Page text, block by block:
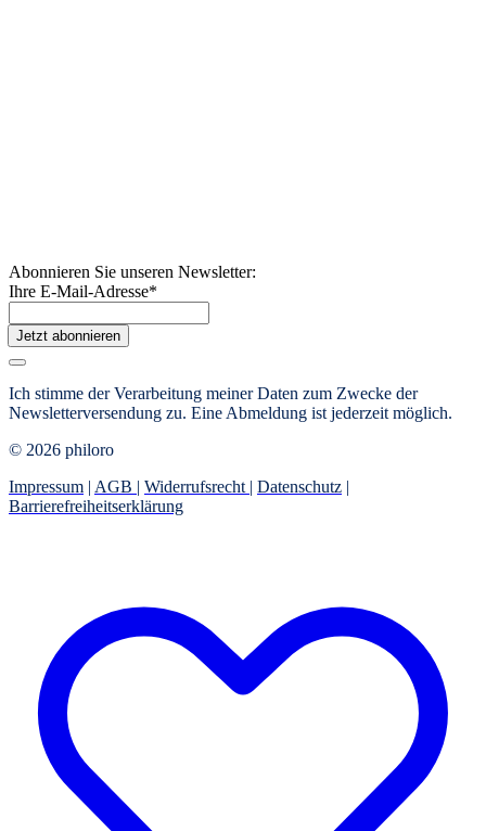
Abonnieren Sie unseren Newsletter:
Ihre E-Mail-Adresse*
Jetzt abonnieren
Ich stimme der Verarbeitung meiner Daten zum Zwecke der
Newsletterversendung zu. Eine Abmeldung ist jederzeit möglich.
© 2026 philoro
Impressum | AGB | Widerrufsrecht | Datenschutz |
Barrierefreiheitserklärung